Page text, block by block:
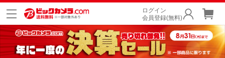
ログイン
会員登録(無料)